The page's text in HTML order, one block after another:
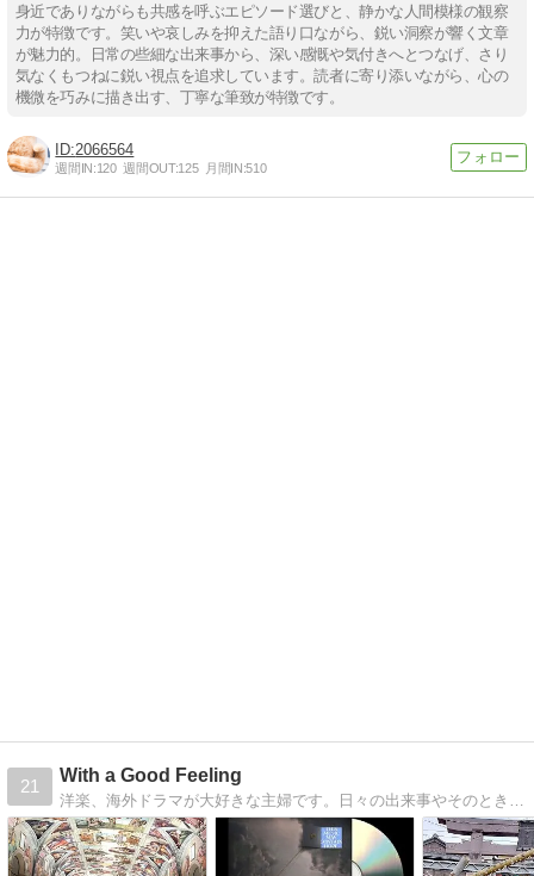
身近でありながらも共感を呼ぶエピソード選びと、静かな人間模様の観察
力が特徴です。笑いや哀しみを抑えた語り口ながら、鋭い洞察が響く文章
が魅力的。日常の些細な出来事から、深い感慨や気付きへとつなげ、さり
気なくもつねに鋭い視点を追求しています。読者に寄り添いながら、心の
機微を巧みに描き出す、丁寧な筆致が特徴です。
2066564
週間IN:120 週間OUT:125 月間IN:510
21
With a Good Feeling
洋楽、海外ドラマが大好きな主婦です。日々の出来事やそのときに感じた気持ちなど、気ままに発信しています。